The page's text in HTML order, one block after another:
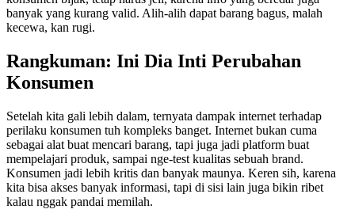
banyak yang kurang valid. Alih-alih dapat barang bagus, malah
kecewa, kan rugi.
Rangkuman: Ini Dia Inti Perubahan
Konsumen
Setelah kita gali lebih dalam, ternyata dampak internet terhadap
perilaku konsumen tuh kompleks banget. Internet bukan cuma
sebagai alat buat mencari barang, tapi juga jadi platform buat
mempelajari produk, sampai nge-test kualitas sebuah brand.
Konsumen jadi lebih kritis dan banyak maunya. Keren sih, karena
kita bisa akses banyak informasi, tapi di sisi lain juga bikin ribet
kalau nggak pandai memilah.